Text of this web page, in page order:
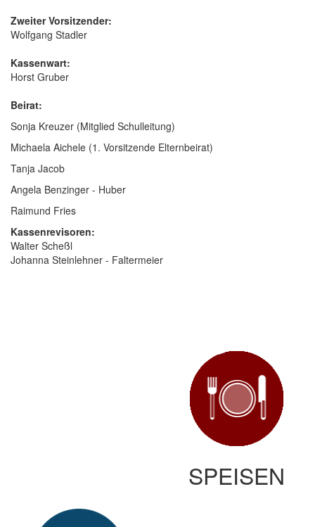
Zweiter Vorsitzender:
Wolfgang Stadler
Kassenwart:
Horst Gruber
Beirat:
Sonja Kreuzer (Mitglied Schulleitung)
Michaela Aichele (1. Vorsitzende Elternbeirat)
Tanja Jacob
Angela Benzinger - Huber
Raimund Fries
Kassenrevisoren:
Walter Scheßl
Johanna Steinlehner - Faltermeier
SPEISEN